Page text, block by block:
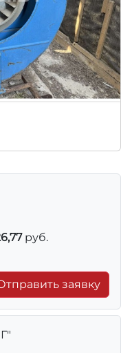
руб.
заявку